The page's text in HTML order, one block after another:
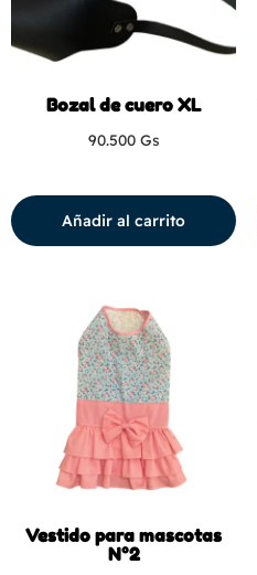
Bozal de cuero XL
90.500 Gs
Añadir al carrito
Vestido para mascotas
N°2